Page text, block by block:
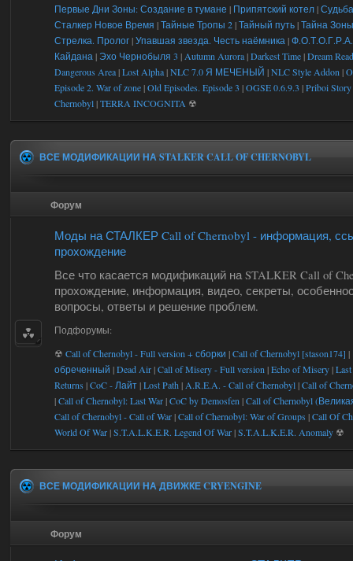
Первые Дни Зоны: Создание в тумане | Припятский котел|
Сталкер Новое Время |Тайные Тропы 2|Тайный путь|Тайна
Стрелка. Пролог|Упавшая звезда. Честь наёмника |
Кайдана | Эхо Чернобыля 3 | Autumn Aurora|Darkest Time|Dream
Dangerous Area|Lost Alpha|NLC 7.0 Я МЕЧЕНЫЙ |NLC Style Addon |
Episode 2. War of zone|Old Episodes. Episode 3 |OGSE 0.6.9.3 |Priboi Story
Chernobyl|TERRA INCOGNITA ☢
ВСЕ МОДИФИКАЦИИ НА STALKER CALL OF CHERNOBYL
Форум
Моды на СТАЛКЕР Call of Chernobyl - информация,
прохождение
Все что касается модификаций на STALKER Call of
прохождение, информация, видео, секреты,
вопросы, ответы и решение проблем.
Подфорумы:
☢ Call of Chernobyl - Full version + сборки |Call of Chernobyl [stason174] |
обреченный |Dead Air|Call of Misery - Full version |Echo of Misery|
Returns |CoC - Лайт|Lost Path | A.R.E.A. - Call of Chernobyl|Call of
|Call of Chernobyl: Last War|CoC by Demosfen |Call of Chernobyl
Call of Chernobyl - Call of War|Call of Chernobyl: War of Groups |Call Of
World Of War|S.T.A.L.K.E.R. Legend Of War|S.T.A.L.K.E.R. Anomaly ☢
ВСЕ МОДИФИКАЦИИ НА ДВИЖКЕ CRYENGINE
Форум